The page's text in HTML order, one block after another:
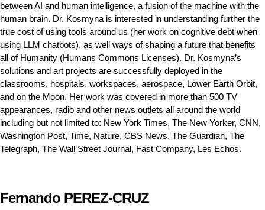
between AI and human intelligence, a fusion of the machine with the
human brain. Dr. Kosmyna is interested in understanding further the
true cost of using tools around us (her work on cognitive debt when
using LLM chatbots), as well ways of shaping a future that benefits
all of Humanity (Humans Commons Licenses). Dr. Kosmyna’s
solutions and art projects are successfully deployed in the
classrooms, hospitals, workspaces, aerospace, Lower Earth Orbit,
and on the Moon. Her work was covered in more than 500 TV
appearances, radio and other news outlets all around the world
including but not limited to: New York Times, The New Yorker, CNN,
Washington Post, Time, Nature, CBS News, The Guardian, The
Telegraph, The Wall Street Journal, Fast Company, Les Echos.
Fernando PEREZ-CRUZ